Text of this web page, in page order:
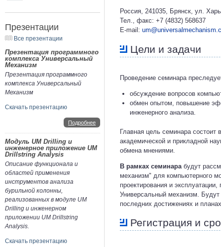
Презентации
Все презентации
Презентация программного
комплекса Универсальный
Механизм
Презентация программного
комплекса Универсальный
Механизм
Скачать презентацию
Подробнее
Модуль UM Drilling и
инженерное приложение UM
Drillstring Analysis
Описание функционала и
областей применения
инструментов анализа
бурильной колонны,
реализованных в модуле UM
Drilling и инженерном
приложении UM Drillstring
Analysis.
Скачать презентацию
Россия, 241035, Брянск, ул.
Тел., факс: +7 (4832) 568637
E-mail:
Цели и задачи
Проведение семинара
обсуждение вопросов
обмен опытом, повышение
инженерного анализа.
Главная цель семинара состоит
академической и прикладной
обмена мнениями.
В рамках семинара будут
механизм" для компьютерного
проектирования и
Универсальный механизм.
последних достижениях и
Регистрация и